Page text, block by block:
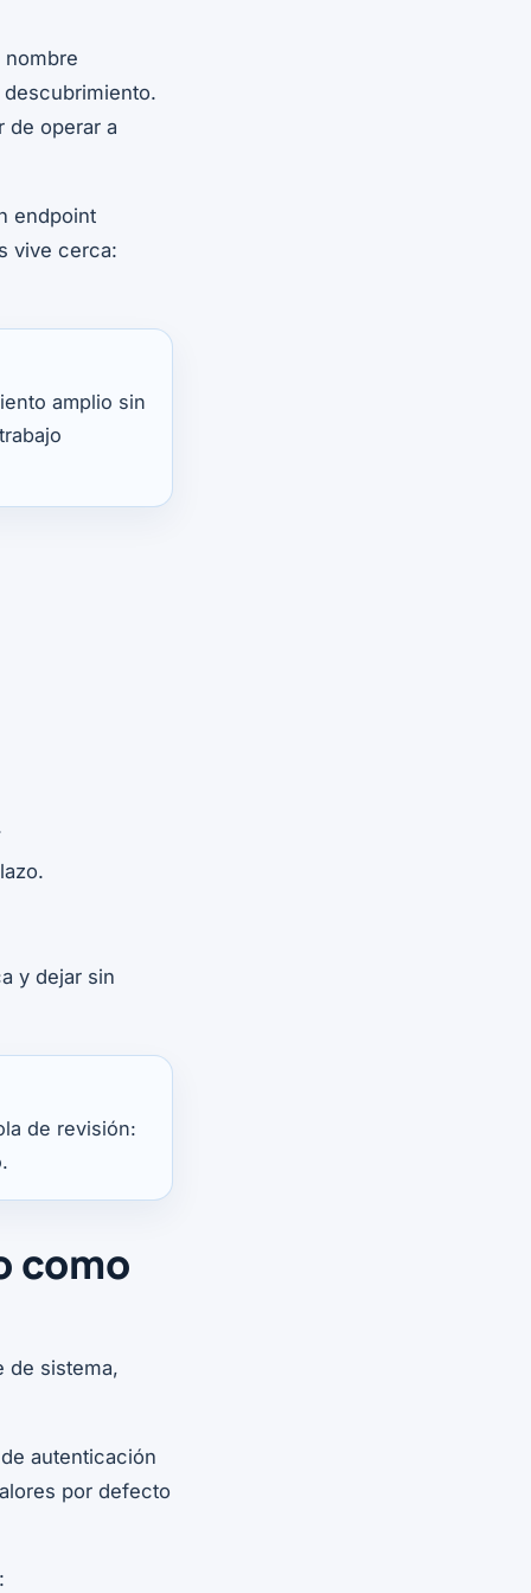
nombre
de operar a
endpoint
vive cerca:
amplio sin
y dejar sin
de revisión:
como
de sistema,
autenticación
por defecto